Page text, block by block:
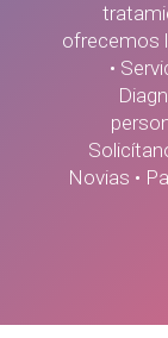
ofrecemos
•
Novias •